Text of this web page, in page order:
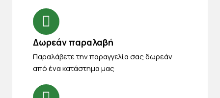
Δωρεάν παραλαβή
Παραλάβετε την παραγγελία σας δωρεάν
από ένα κατάστημα μας